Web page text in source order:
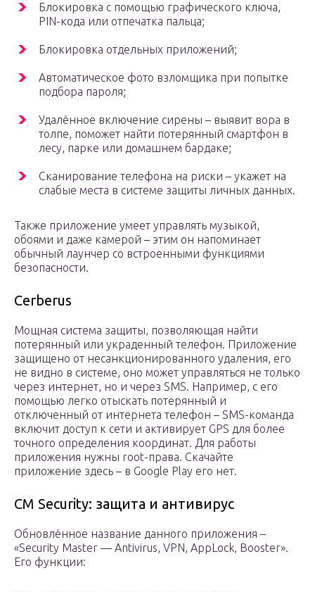
Блокировка с помощью графического ключа,
PIN-кода или отпечатка пальца;
Блокировка отдельных приложений;
Автоматическое фото взломщика при попытке
подбора пароля;
Удалённое включение сирены – выявит вора в
толпе, поможет найти потерянный смартфон в
лесу, парке или домашнем бардаке;
Сканирование телефона на риски – укажет на
слабые места в системе защиты личных данных.
Также приложение умеет управлять музыкой,
обоями и даже камерой – этим он напоминает
обычный лаунчер со встроенными функциями
безопасности.
Cerberus
Мощная система защиты, позволяющая найти
потерянный или украденный телефон. Приложение
защищено от несанкционированного удаления, его
не видно в системе, оно может управляться не только
через интернет, но и через SMS. Например, с его
помощью легко отыскать потерянный и
отключенный от интернета телефон – SMS-команда
включит доступ к сети и активирует GPS для более
точного определения координат. Для работы
приложения нужны root-права. Скачайте
приложение здесь – в Google Play его нет.
CM Security: защита и антивирус
Обновлённое название данного приложения –
«Security Master — Antivirus, VPN, AppLock, Booster».
Его функции: